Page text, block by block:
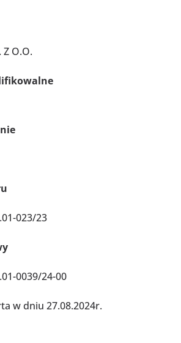
Z O.O.
023/23
0039/24-00
w dniu 27.08.2024r.